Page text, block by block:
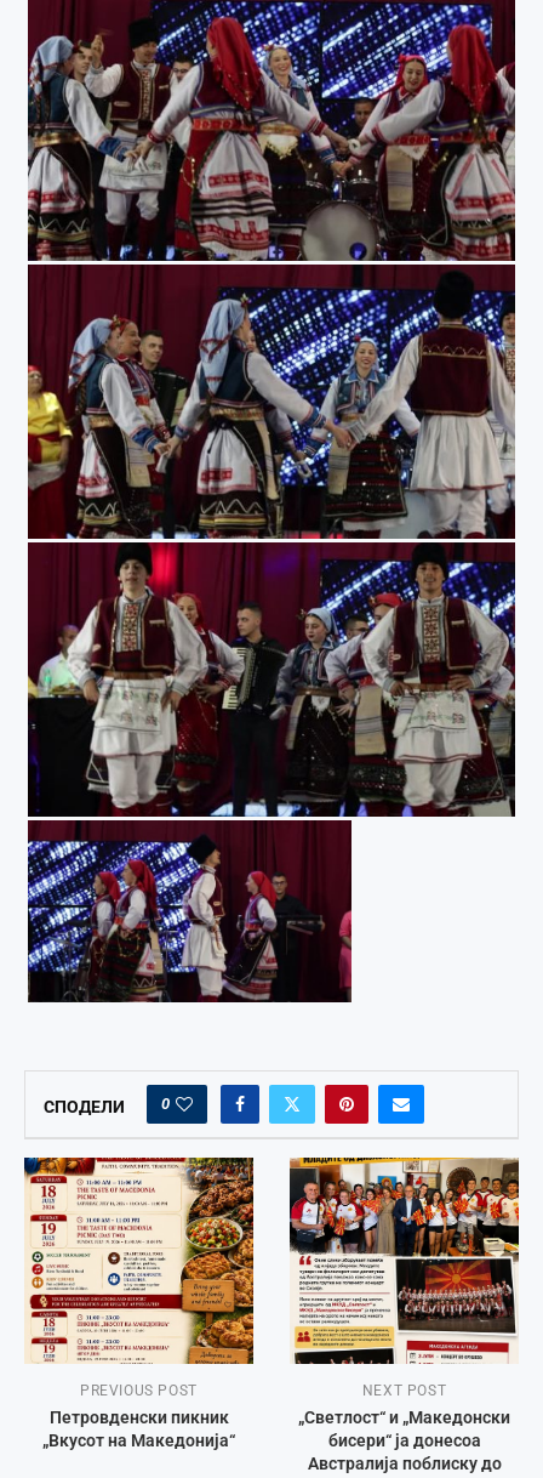
СПОДЕЛИ 0
PREVIOUS POST
Петровденски пикник
„Вкусот на Македонија“
NEXT POST
„Светлост“ и „Македонски
бисери“ ја донесоа
Австралија поблиску до